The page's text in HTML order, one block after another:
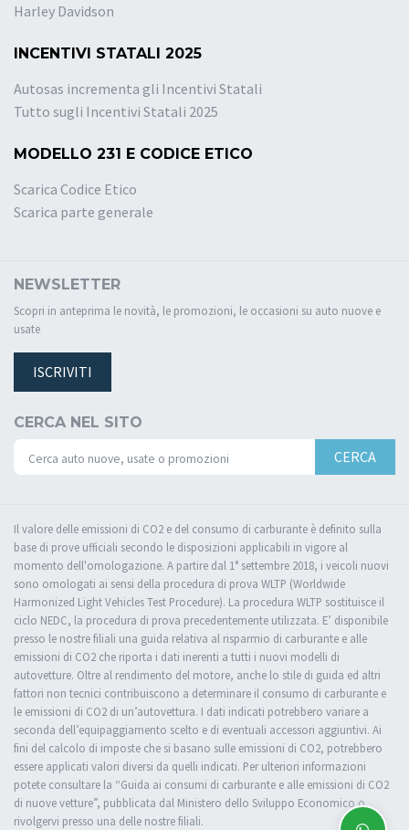
Harley Davidson
INCENTIVI STATALI 2025
Autosas incrementa gli Incentivi Statali
Tutto sugli Incentivi Statali 2025
MODELLO 231 E CODICE ETICO
Scarica Codice Etico
Scarica parte generale
NEWSLETTER
Scopri in anteprima le novità, le promozioni, le occasioni su auto nuove e
usate
ISCRIVITI
CERCA NEL SITO
CERCA
Il valore delle emissioni di CO2 e del consumo di carburante è definito sulla
base di prove ufficiali secondo le disposizioni applicabili in vigore al
momento dell'omologazione. A partire dal 1° settembre 2018, i veicoli nuovi
sono omologati ai sensi della procedura di prova WLTP (Worldwide
Harmonized Light Vehicles Test Procedure). La procedura WLTP sostituisce il
ciclo NEDC, la procedura di prova precedentemente utilizzata. E’ disponibile
presso le nostre filiali una guida relativa al risparmio di carburante e alle
emissioni di CO2 che riporta i dati inerenti a tutti i nuovi modelli di
autovetture. Oltre al rendimento del motore, anche lo stile di guida ed altri
fattori non tecnici contribuiscono a determinare il consumo di carburante e
le emissioni di CO2 di un’autovettura. I dati indicati potrebbero variare a
seconda dell’equipaggiamento scelto e di eventuali accessori aggiuntivi. Ai
fini del calcolo di imposte che si basano sulle emissioni di CO2, potrebbero
essere applicati valori diversi da quelli indicati. Per ulteriori informazioni
potete consultare la “Guida ai consumi di carburante e alle emissioni di CO2
di nuove vetture”, pubblicata dal Ministero dello Sviluppo Economico o
rivolgervi presso una delle nostre filiali.